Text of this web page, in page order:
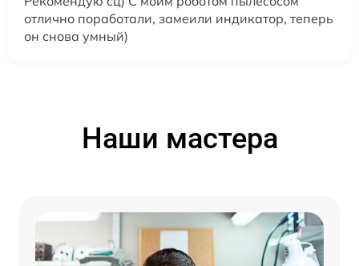
отлично поработали, замеили индикатор, теперь
он снова умный)
Наши мастера